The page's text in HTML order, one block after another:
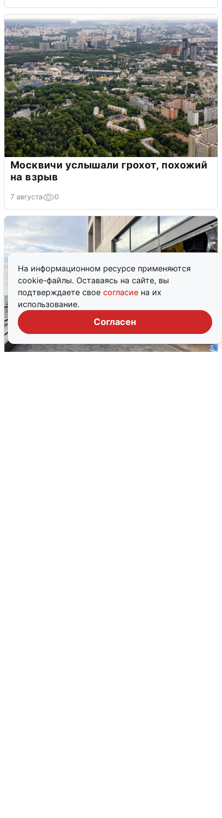
На информационном ресурсе применяются
cookie-файлы. Оставаясь на сайте, вы
подтверждаете свое согласие на их
использование.
Согласен
Москвичи услышали грохот, похожий
на взрыв
7 августа 0